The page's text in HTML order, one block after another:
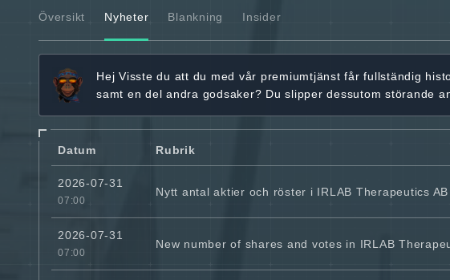
Översikt Nyheter Blankning Insider
Hej Visste du att du med vår premiumtjänst fårfullständig
samt en del andra godsaker? Du slipper dessutom störande
Datum Rubrik
2026-07-31
07:00
Nytt antal aktier och röster i IRLAB Therapeutics AB
2026-07-31
07:00
New number of shares and votes in IRLAB